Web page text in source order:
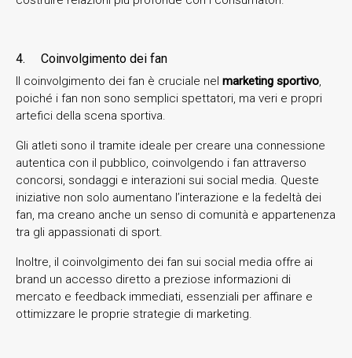
4. Coinvolgimento dei fan
Il coinvolgimento dei fan è cruciale nel marketing sportivo,
poiché i fan non sono semplici spettatori, ma veri e propri
artefici della scena sportiva.
Gli atleti sono il tramite ideale per creare una connessione
autentica con il pubblico, coinvolgendo i fan attraverso
concorsi, sondaggi e interazioni sui social media. Queste
iniziative non solo aumentano l’interazione e la fedeltà dei
fan, ma creano anche un senso di comunità e appartenenza
tra gli appassionati di sport.
Inoltre, il coinvolgimento dei fan sui social media offre ai
brand un accesso diretto a preziose informazioni di
mercato e feedback immediati, essenziali per affinare e
ottimizzare le proprie strategie di marketing.